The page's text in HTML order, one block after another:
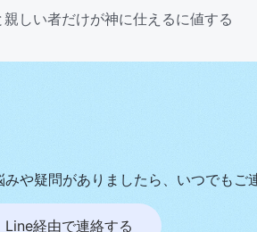
しい者だけが神に仕えるに値する
や疑問がありましたら、いつでもご
Line経由で連絡する